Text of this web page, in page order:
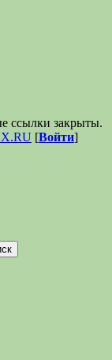
ссылки закрыты.
[Войти]